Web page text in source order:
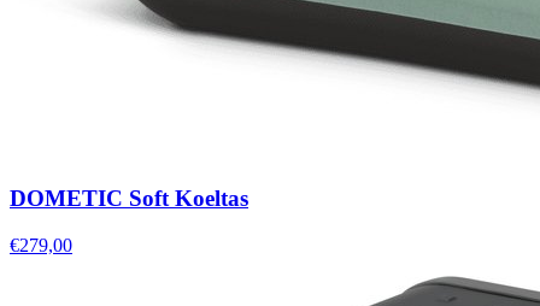
DOMETIC Soft Koeltas
€279,00